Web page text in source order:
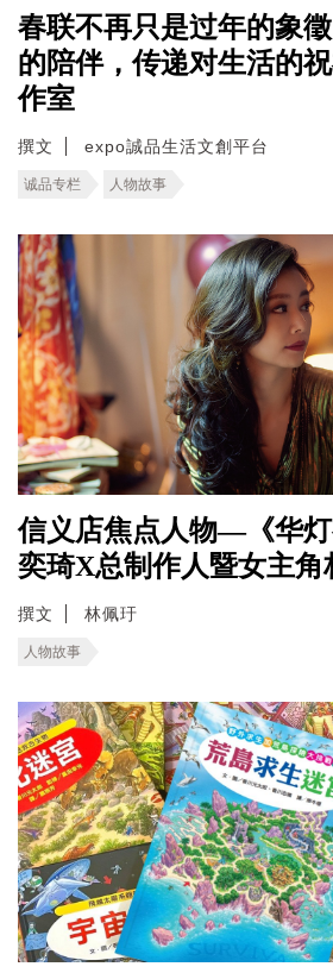
春联不再只是过年的象
的陪伴，传递对生活的
作室
撰文 expo誠品生活文創平台
诚品专栏 人物故事
信义店焦点人物—《华
奕琦X总制作人暨女主角
撰文 林佩玗
人物故事